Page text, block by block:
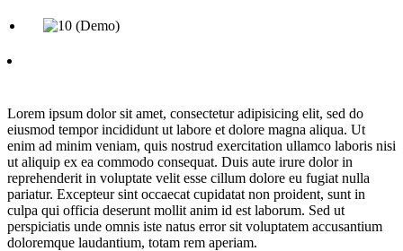
Lorem ipsum dolor sit amet, consectetur adipisicing elit, sed do
eiusmod tempor incididunt ut labore et dolore magna aliqua. Ut
enim ad minim veniam, quis nostrud exercitation ullamco laboris nisi
ut aliquip ex ea commodo consequat. Duis aute irure dolor in
reprehenderit in voluptate velit esse cillum dolore eu fugiat nulla
pariatur. Excepteur sint occaecat cupidatat non proident, sunt in
culpa qui officia deserunt mollit anim id est laborum. Sed ut
perspiciatis unde omnis iste natus error sit voluptatem accusantium
doloremque laudantium, totam rem aperiam.